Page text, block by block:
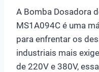
A Bomba Dosadora
MS1A094C é uma
para enfrentar os
industriais mais
de 220V e 380V,